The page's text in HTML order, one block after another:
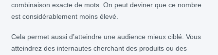
combinaison exacte de mots. On peut deviner que ce nombre
est considérablement moins élevé.
Cela permet aussi d’atteindre une audience mieux ciblé. Vous
atteindrez des internautes cherchant des produits ou des